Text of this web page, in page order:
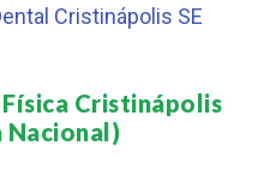
Cristinápolis SE
Cristinápolis